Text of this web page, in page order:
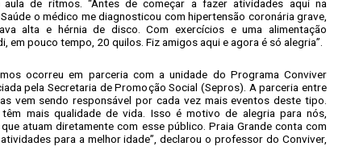
de ritmos. “Antes de começar a fazer atividades aqui na
o médico me diagnosticou com hipertensão coronária grave,
alta e hérnia de disco. Com exercícios e uma alimentação
em pouco tempo, 20 quilos. Fiz amigos aqui e agora é só alegria”.
ocorreu em parceria com a unidade do Programa Conviver
pela Secretaria de Promoção Social (Sepros). A parceria entre
vem sendo responsável por cada vez mais eventos deste tipo.
têm mais qualidade de vida. Isso é motivo de alegria para nós,
atuam diretamente com esse público. Praia Grande conta com
para a melhor idade”, declarou o professor do Conviver,